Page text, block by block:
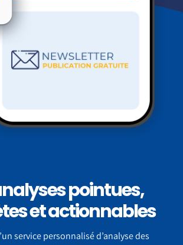
pointues,
et actionnables
service personnalisé d’analyse des